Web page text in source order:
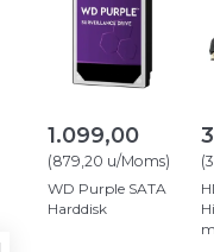
1.099,00
(879,20 u/Moms)
WD Purple SATA
Harddisk
(